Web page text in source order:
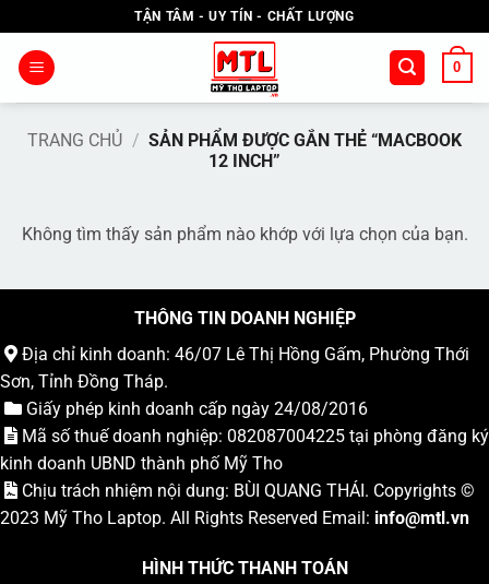
qua
nội
TẬN TÂM - UY TÍN - CHẤT LƯỢNG
0
TRANG CHỦ / SẢN PHẨM ĐƯỢC GẮN THẺ “MACBOOK
12 INCH”
Không tìm thấy sản phẩm nào khớp với lựa chọn của bạn.
THÔNG TIN DOANH NGHIỆP
Địa chỉ kinh doanh: 46/07 Lê Thị Hồng Gấm, Phường Thới
Sơn, Tỉnh Đồng Tháp.
Giấy phép kinh doanh cấp ngày 24/08/2016
Mã số thuế doanh nghiệp: 082087004225 tại phòng đăng ký
kinh doanh UBND thành phố Mỹ Tho
Chịu trách nhiệm nội dung: BÙI QUANG THÁI. Copyrights ©
2023 Mỹ Tho Laptop. All Rights Reserved Email: info@mtl.vn
HÌNH THỨC THANH TOÁN